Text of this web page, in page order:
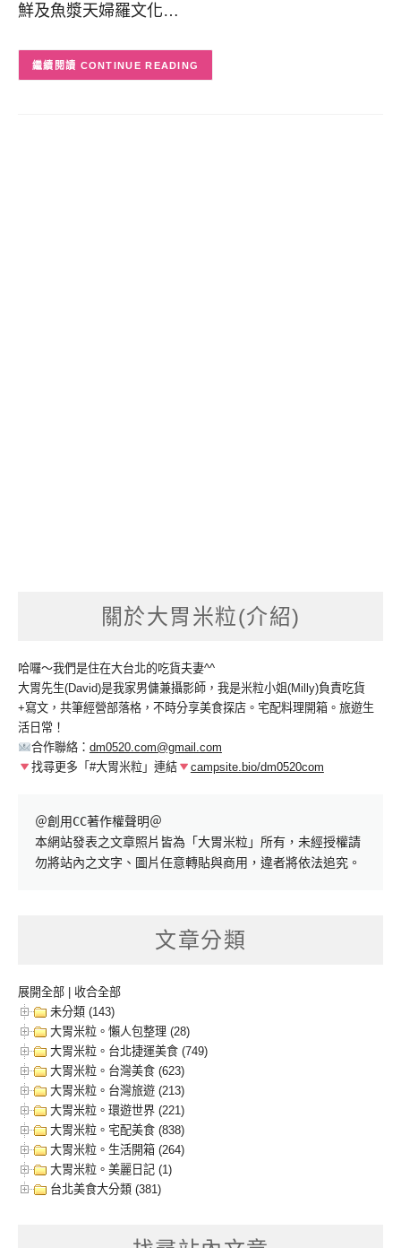
鮮及魚漿天婦羅文化…
CONTINUE READING
關於大胃米粒(介紹)
哈囉～我們是住在大台北的吃貨夫妻^^
大胃先生(David)是我家男傭兼攝影師，我是米粒小姐(Milly)負責吃貨
+寫文，共筆經營部落格，不時分享美食探店。宅配料理開箱。旅遊生
活日常！
合作聯絡： dm0520.com@gmail.com
找尋更多「#大胃米粒」連結
campsite.bio/dm0520com
＠創用CC著作權聲明＠
本網站發表之文章照片皆為「大胃米粒」所有，未經授權請
勿將站內之文字、圖片任意轉貼與商用，違者將依法追究。
文章分類
展開全部
收合全部
未分類 (143)
大胃米粒。懶人包整理 (28)
大胃米粒。台北捷運美食 (749)
大胃米粒。台灣美食 (623)
大胃米粒。台灣旅遊 (213)
大胃米粒。環遊世界 (221)
大胃米粒。宅配美食 (838)
大胃米粒。生活開箱 (264)
大胃米粒。美麗日記 (1)
台北美食大分類 (381)